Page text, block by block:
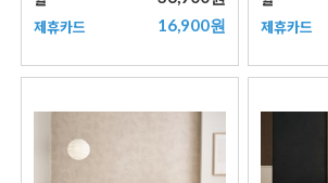
제휴카드 16,900원 제휴카드